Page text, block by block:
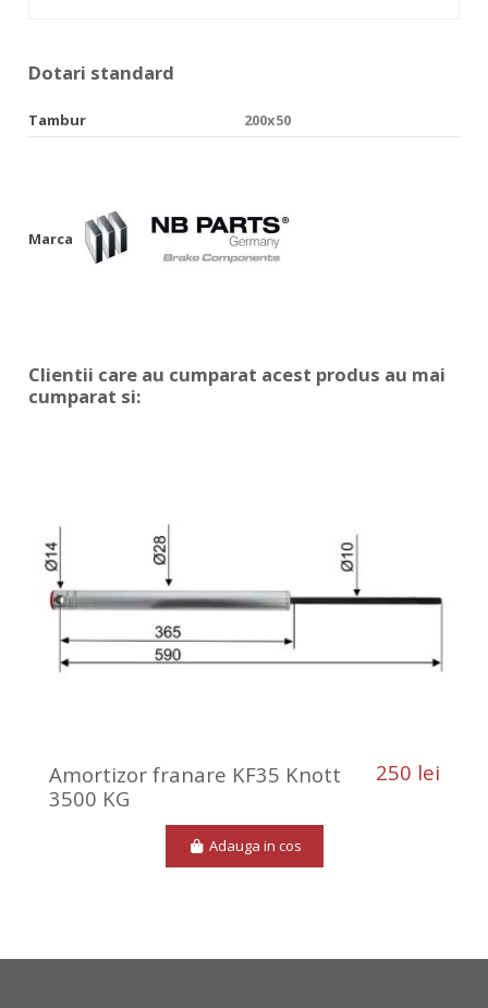
Dotari standard
Tambur 200x50
Marca
Clientii care au cumparat acest produs au mai
cumparat si:
Amortizor franare KF35 Knott
3500 KG
250 lei
Adauga in cos